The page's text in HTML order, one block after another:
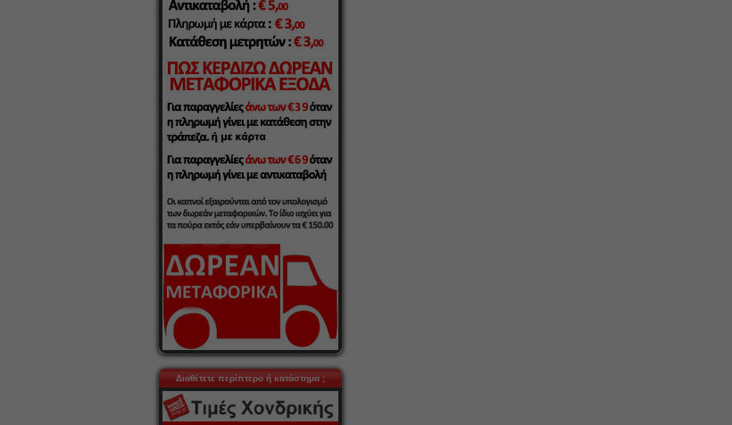
Διαθέτετε περίπτερο ή κατάστημα ;